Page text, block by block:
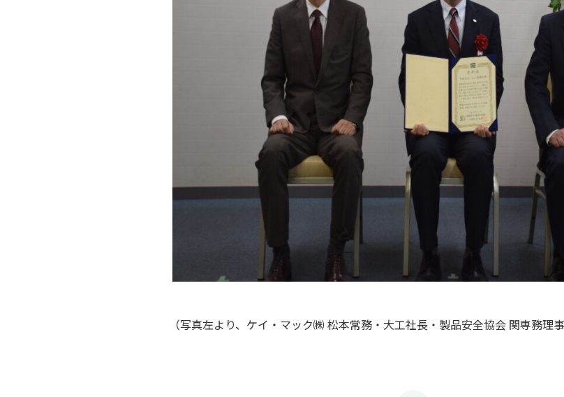
（写真左より、ケイ・マック㈱ 松本常務・大工社長・製品安全協会 関専務理事